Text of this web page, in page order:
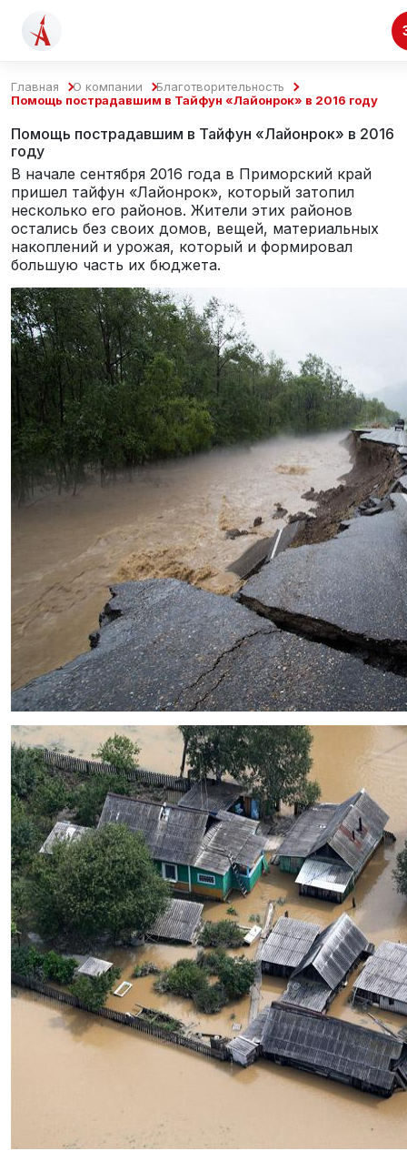
Главная О компании
Благотворительность
Помощь пострадавшим в Тайфун «Лайонрок» в 2016 году
Помощь пострадавшим в Тайфун «Лайонрок» в 2016
году
В начале сентября 2016 года в Приморский край
пришел тайфун «Лайонрок», который затопил
несколько его районов. Жители этих районов
остались без своих домов, вещей, материальных
накоплений и урожая, который и формировал
большую часть их бюджета.